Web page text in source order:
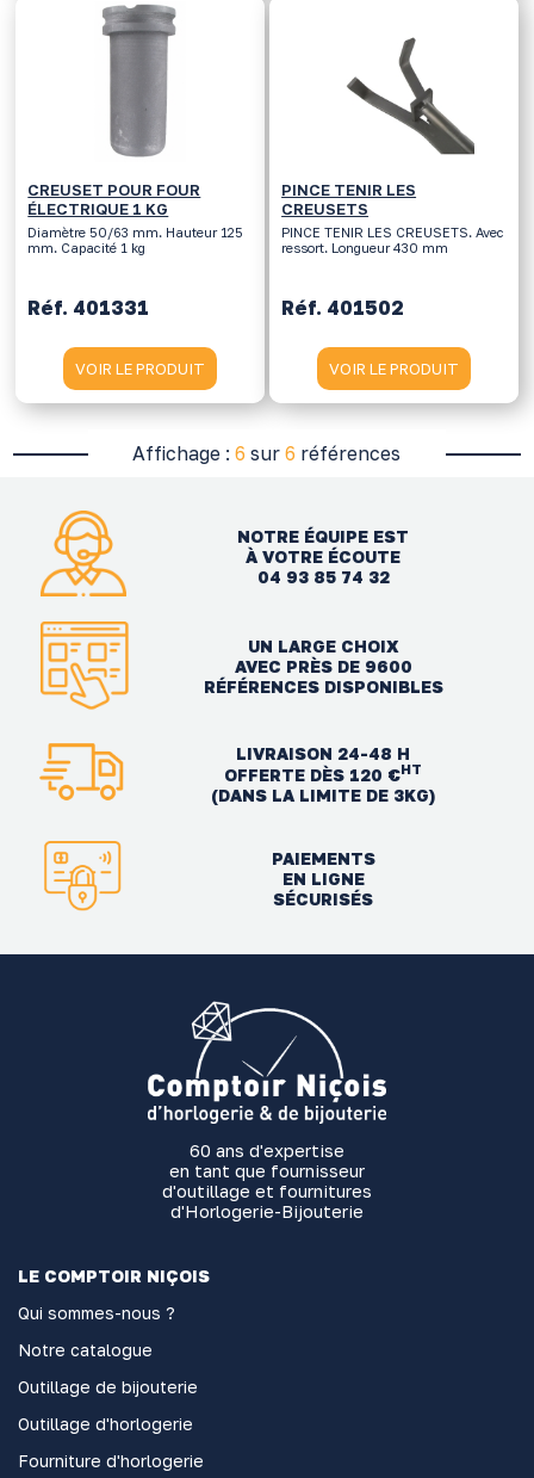
CREUSET POUR FOUR
ÉLECTRIQUE 1 KG
Diamètre 50/63 mm. Hauteur 125
mm. Capacité 1 kg
Réf. 401331
VOIR LE PRODUIT
PINCE TENIR LES
CREUSETS
PINCE TENIR LES CREUSETS. Avec
ressort. Longueur 430 mm
Réf. 401502
VOIR LE PRODUIT
Affichage :6 sur6 références
NOTRE ÉQUIPE EST
À VOTRE ÉCOUTE
04 93 85 74 32
UN LARGE CHOIX
AVEC PRÈS DE 9600
RÉFÉRENCES DISPONIBLES
LIVRAISON 24-48 H
OFFERTE DÈS 120 €HT
(DANS LA LIMITE DE 3KG)
PAIEMENTS
EN LIGNE
SÉCURISÉS
60 ans d'expertise
en tant que fournisseur
d'outillage et fournitures
d'Horlogerie-Bijouterie
LE COMPTOIR NIÇOIS
Qui sommes-nous ?
Notre catalogue
Outillage de bijouterie
Outillage d'horlogerie
Fourniture d'horlogerie